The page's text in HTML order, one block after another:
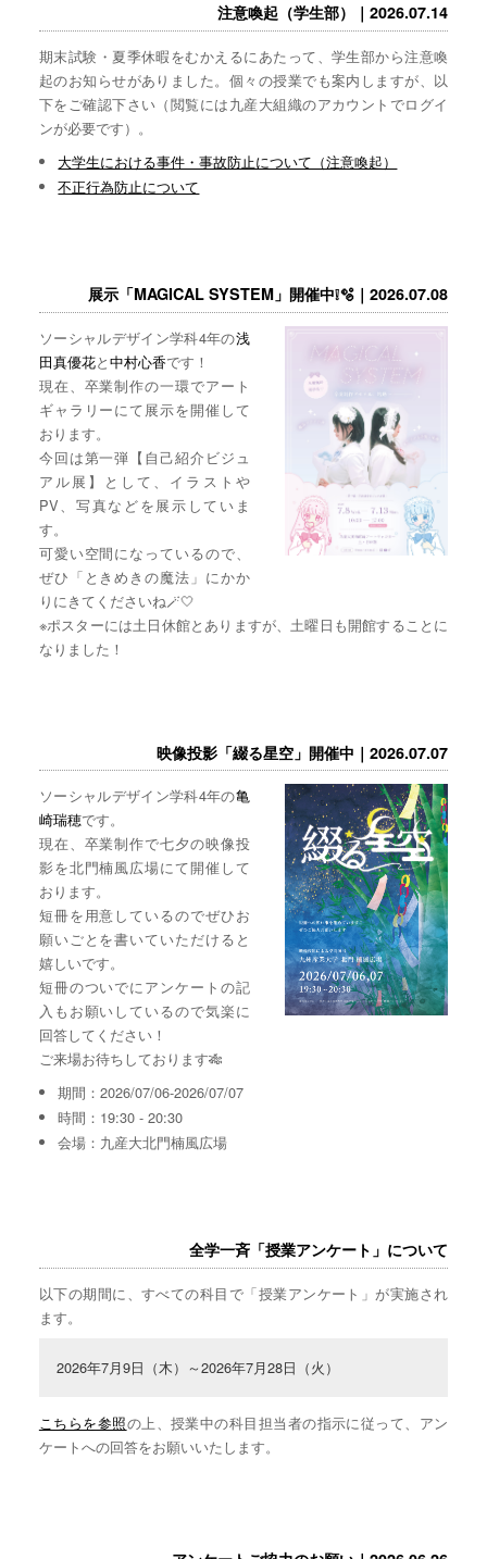
注意喚起（学生部）｜2026.07.14
期末試験・夏季休暇をむかえるにあたって、学生部から注意喚
起のお知らせがありました。個々の授業でも案内しますが、以
下をご確認下さい（閲覧には九産大組織のアカウントでログイ
ンが必要です）。
大学生における事件・事故防止について（注意喚起）
不正行為防止について
展示「MAGICAL SYSTEM」開催中❕🫧｜2026.07.08
ソーシャルデザイン学科4年の浅
田真優花と中村心香です！
現在、卒業制作の一環でアート
ギャラリーにて展示を開催して
おります。
今回は第一弾【自己紹介ビジュ
アル展】として、イラストや
PV、写真などを展示していま
す。
可愛い空間になっているので、
ぜひ「ときめきの魔法」にかか
りにきてくださいね🪄🤍
※ポスターには土日休館とありますが、土曜日も開館することに
なりました！
映像投影「綴る星空」開催中｜2026.07.07
ソーシャルデザイン学科4年の亀
崎瑞穂です。
現在、卒業制作で七夕の映像投
影を北門楠風広場にて開催して
おります。
短冊を用意しているのでぜひお
願いごとを書いていただけると
嬉しいです。
短冊のついでにアンケートの記
入もお願いしているので気楽に
回答してください！
ご来場お待ちしております🎋
期間：2026/07/06-2026/07/07
時間：19:30 - 20:30
会場：九産大北門楠風広場
全学一斉「授業アンケート」について
以下の期間に、すべての科目で「授業アンケート」が実施され
ます。
2026年7月9日（木）～2026年7月28日（火）
こちらを参照の上、授業中の科目担当者の指示に従って、アン
ケートへの回答をお願いいたします。